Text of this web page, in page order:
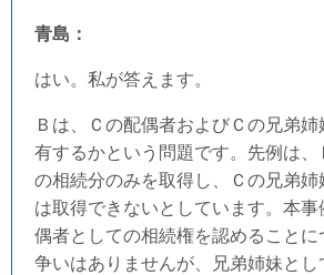
青島：
はい。私が答えます。
Ｂは、Ｃの配偶者およびＣの兄弟
有するかという問題です。先例は、
の相続分のみを取得し、Ｃの兄弟姉
は取得できないとしています。本
偶者としての相続権を認めることに
争いはありませんが、兄弟姉妹とし